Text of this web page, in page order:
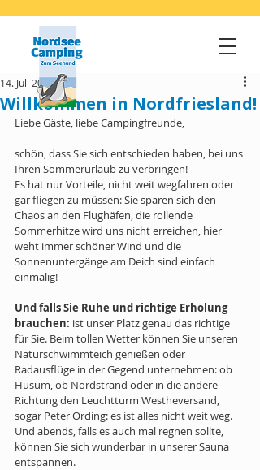
Willkommen in Nordfriesland!
14. Juli 2022
Liebe Gäste, liebe Campingfreunde,
schön, dass Sie sich entschieden haben, bei uns
Ihren Sommerurlaub zu verbringen!
Es hat nur Vorteile, nicht weit wegfahren oder
gar fliegen zu müssen: Sie sparen sich den
Chaos an den Flughäfen, die rollende
Sommerhitze wird uns nicht erreichen, hier
weht immer schöner Wind und die
Sonnenuntergänge am Deich sind einfach
einmalig!
Und falls Sie Ruhe und richtige Erholung
brauchen: ist unser Platz genau das richtige
für Sie. Beim tollen Wetter können Sie unseren
Naturschwimmteich genießen oder
Radausflüge in der Gegend unternehmen: ob
Husum, ob Nordstrand oder in die andere
Richtung den Leuchtturm Westheversand,
sogar Peter Ording: es ist alles nicht weit weg.
Und abends, falls es auch mal regnen sollte,
können Sie sich wunderbar in unserer Sauna
entspannen.